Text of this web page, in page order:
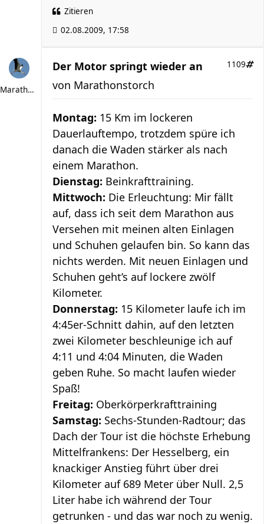
Zitieren
02.08.2009, 17:58
Marathonstorch
Der Motor springt wieder an 1109
von Marathonstorch
Montag: 15 Km im lockeren
Dauerlauftempo, trotzdem spüre ich
danach die Waden stärker als nach
einem Marathon.
Dienstag: Beinkrafttraining.
Mittwoch: Die Erleuchtung: Mir fällt
auf, dass ich seit dem Marathon aus
Versehen mit meinen alten Einlagen
und Schuhen gelaufen bin. So kann das
nichts werden. Mit neuen Einlagen und
Schuhen geht’s auf lockere zwölf
Kilometer.
Donnerstag: 15 Kilometer laufe ich im
4:45er-Schnitt dahin, auf den letzten
zwei Kilometer beschleunige ich auf
4:11 und 4:04 Minuten, die Waden
geben Ruhe. So macht laufen wieder
Spaß!
Freitag: Oberkörperkrafttraining
Samstag: Sechs-Stunden-Radtour; das
Dach der Tour ist die höchste Erhebung
Mittelfrankens: Der Hesselberg, ein
knackiger Anstieg führt über drei
Kilometer auf 689 Meter über Null. 2,5
Liter habe ich während der Tour
getrunken - und das war noch zu wenig.